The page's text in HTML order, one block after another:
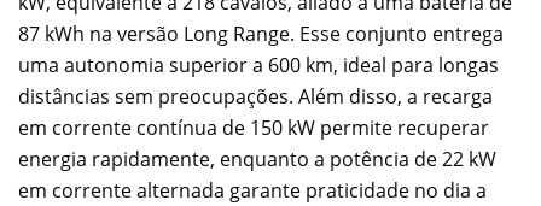
87 kWh na versão Long Range. Esse conjunto entrega
uma autonomia superior a 600 km, ideal para longas
distâncias sem preocupações. Além disso, a recarga
em corrente contínua de 150 kW permite recuperar
energia rapidamente, enquanto a potência de 22 kW
em corrente alternada garante praticidade no dia a